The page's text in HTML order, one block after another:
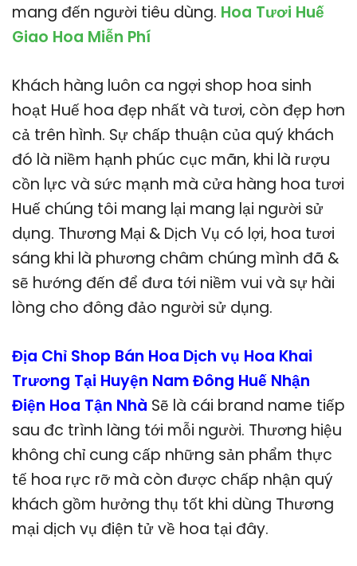
mang đến người tiêu dùng. Hoa Tươi Huế
Giao Hoa Miễn Phí
Khách hàng luôn ca ngợi shop hoa sinh
hoạt Huế hoa đẹp nhất và tươi, còn đẹp hơn
cả trên hình. Sự chấp thuận của quý khách
đó là niềm hạnh phúc cục mãn, khi là rượu
cồn lực và sức mạnh mà cửa hàng hoa tươi
Huế chúng tôi mang lại mang lại người sử
dụng. Thương Mại & Dịch Vụ có lợi, hoa tươi
sáng khi là phương châm chúng mình đã &
sẽ hướng đến để đưa tới niềm vui và sự hài
lòng cho đông đảo người sử dụng.
Địa Chỉ Shop Bán Hoa Dịch vụ Hoa Khai
Trương Tại Huyện Nam Đông Huế Nhận
Điện Hoa Tận Nhà Sẽ là cái brand name tiếp
sau đc trình làng tới mỗi người. Thương hiệu
không chỉ cung cấp những sản phẩm thực
tế hoa rực rỡ mà còn được chấp nhận quý
khách gồm hưởng thụ tốt khi dùng Thương
mại dịch vụ điện tử về hoa tại đây.